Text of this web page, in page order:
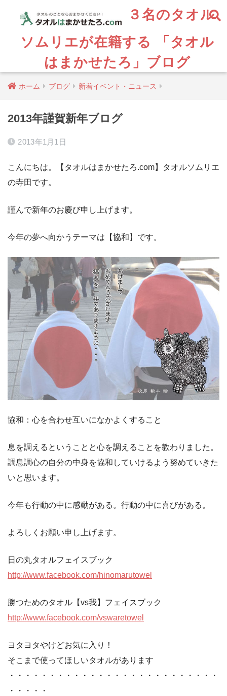
３名のタオル
ソムリエが在籍する 「タオル
はまかせたろ」ブログ
ホーム ブログ 新着イベント・ニュース
2013年謹賀新年ブログ
2013年1月1日
こんにちは。【タオルはまかせたろ.com】タオルソムリエ
の寺田です。
謹んで新年のお慶び申し上げます。
今年の夢へ向かうテーマは【協和】です。
協和：心を合わせ互いになかよくすること
息を調えるということと心を調えることを教わりました。
調息調心の自分の中身を協和していけるよう努めていきた
いと思います。
今年も行動の中に感動がある。行動の中に喜びがある。
よろしくお願い申し上げます。
日の丸タオルフェイスブック
http://www.facebook.com/hinomarutowel
勝つためのタオル【vs我】フェイスブック
http://www.facebook.com/vswaretowel
ヨタヨタやけどお気に入り！
そこまで使ってほしいタオルがあります
・・・・・・・・・・・・・・・・・・・・・・・・・・
・・・・・